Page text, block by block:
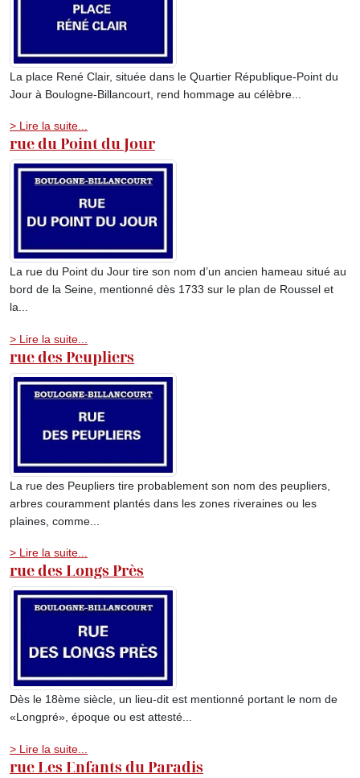
La place René Clair, située dans le Quartier République-Point du
Jour à Boulogne-Billancourt, rend hommage au célèbre...
> Lire la suite...
rue du Point du Jour
La rue du Point du Jour tire son nom d’un ancien hameau situé au
bord de la Seine, mentionné dès 1733 sur le plan de Roussel et
la...
> Lire la suite...
rue des Peupliers
La rue des Peupliers tire probablement son nom des peupliers,
arbres couramment plantés dans les zones riveraines ou les
plaines, comme...
> Lire la suite...
rue des Longs Près
Dès le 18ème siècle, un lieu-dit est mentionné portant le nom de
«Longpré», époque ou est attesté...
> Lire la suite...
rue Les Enfants du Paradis